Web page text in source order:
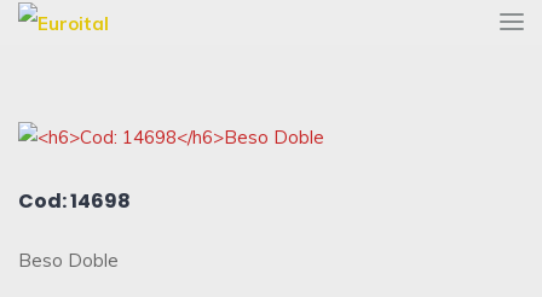
Cod: 14698
Beso Doble